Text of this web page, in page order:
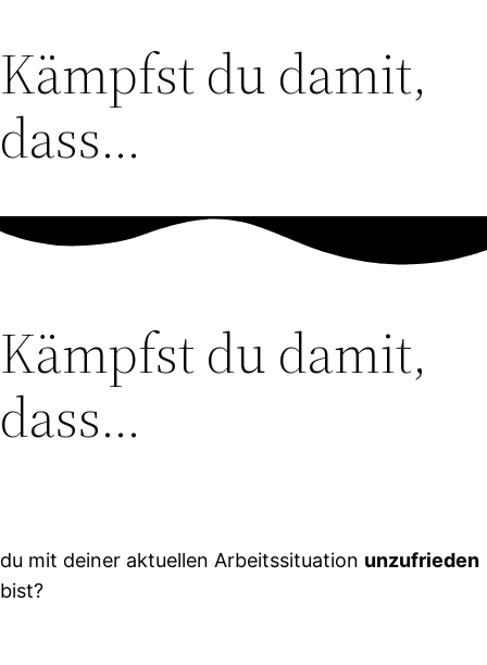
Kämpfst du damit,
dass...
Kämpfst du damit,
dass...
du mit deiner aktuellen Arbeitssituation unzufrieden
bist?